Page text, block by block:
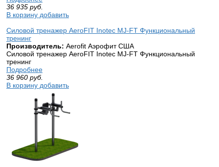
36 935 руб.
В корзину добавить
Силовой тренажер AeroFIT Inotec MJ-FT Функциональный
тренинг
Производитель: Aerofit Аэрофит США
Силовой тренажер AeroFIT Inotec MJ-FT Функциональный
тренинг
Подробнее
36 960 руб.
В корзину добавить